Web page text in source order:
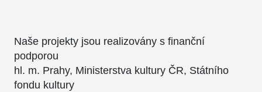
Naše projekty jsou realizovány s finanční
podporou
hl. m. Prahy, Ministerstva kultury ČR, Státního
fondu kultury